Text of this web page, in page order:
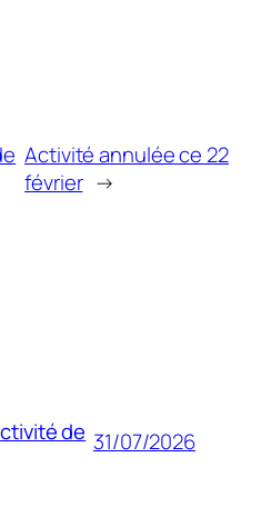
Activité annulée ce 22
février →
de 31/07/2026